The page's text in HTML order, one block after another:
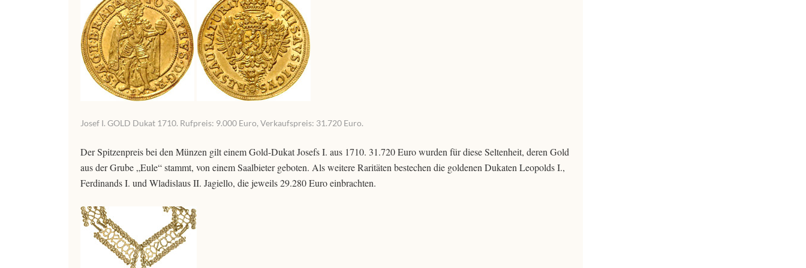
Josef I. GOLD Dukat 1710. Rufpreis: 9.000 Euro, Verkaufspreis: 31.720 Euro.
Der Spitzenpreis bei den Münzen gilt einem Gold-Dukat Josefs I. aus 1710. 31.720 Euro wurden für diese Seltenheit, deren Gold
aus der Grube „Eule“ stammt, von einem Saalbieter geboten. Als weitere Raritäten bestechen die goldenen Dukaten Leopolds I.,
Ferdinands I. und Wladislaus II. Jagiello, die jeweils 29.280 Euro einbrachten.